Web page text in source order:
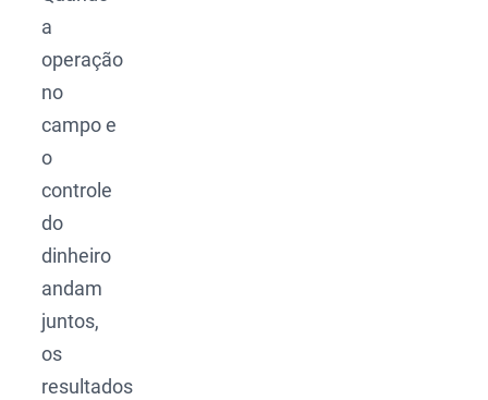
a
operação
no
campo e
o
controle
do
dinheiro
andam
juntos,
os
resultados